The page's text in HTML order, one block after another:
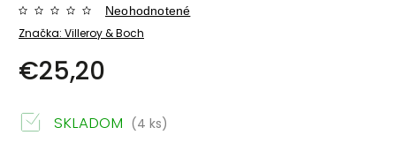
Značka: Villeroy & Boch
Neohodnotené
€25,20
SKLADOM (4 ks)